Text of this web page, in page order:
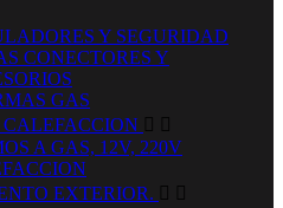
Y SEGURIDAD
CONECTORES Y
GAS
CALEFACCION  
A GAS, 12V, 220V
EXTERIOR.  